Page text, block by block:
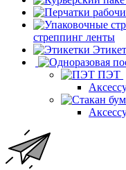
стреппинг ленты
ПЭТ